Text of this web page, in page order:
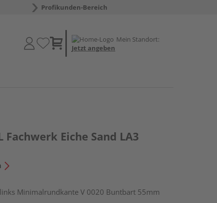
Profikunden-Bereich
Mein Standort:
Jetzt angeben
Eiche Sand LA3
Minimalrundkante V 0020 Buntbart 55mm